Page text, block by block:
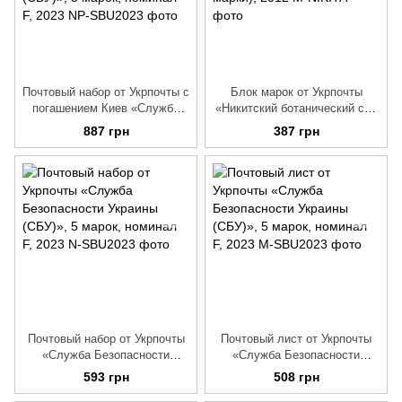
Почтовый набор от Укрпочты с
погашением Киев «Служба
Безопасности Украины
(СБУ)», 5 марок, номинал F,
2023
887 грн
Блок марок от Укрпочты
«Никитский ботанический сад
– Национальный научный
центр. 200 лет» (4 марки),
2012
387 грн
Почтовый набор от Укрпочты
«Служба Безопасности
Украины (СБУ)», 5 марок,
номинал F, 2023
593 грн
Почтовый лист от Укрпочты
«Служба Безопасности
Украины (СБУ)», 5 марок,
номинал F, 2023
508 грн